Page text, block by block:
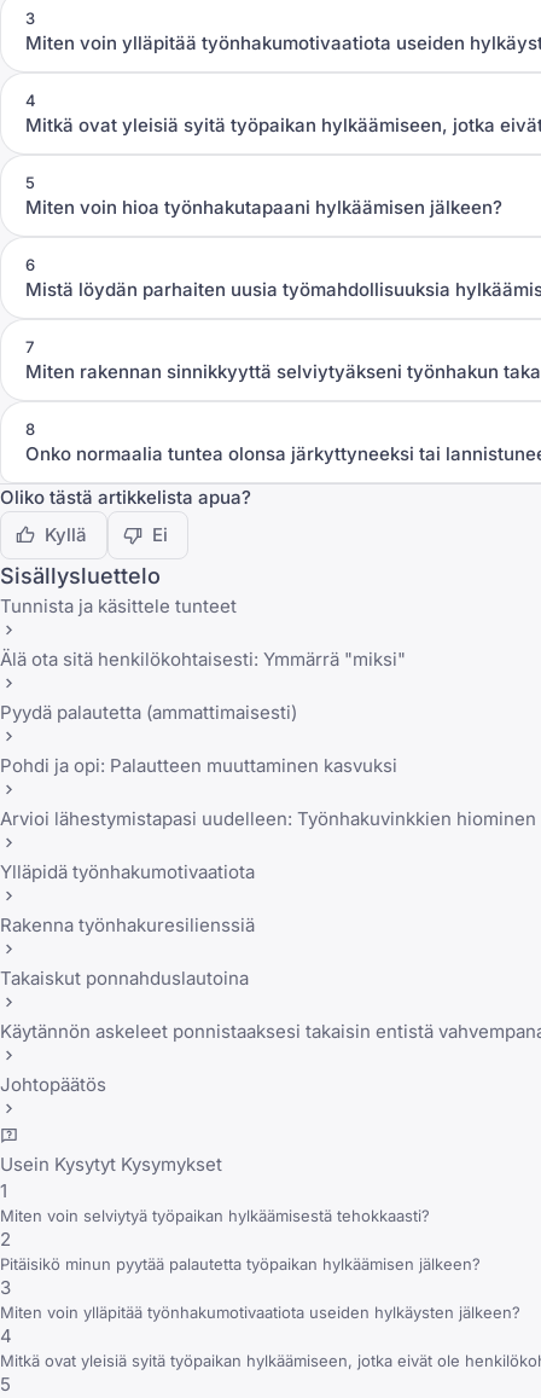
3
Miten voin ylläpitää työnhakumotivaatiota useiden
4
Mitkä ovat yleisiä syitä työpaikan hylkäämiseen, jotka
5
Miten voin hioa työnhakutapaani hylkäämisen jälkeen?
6
Mistä löydän parhaiten uusia työmahdollisuuksia
7
Miten rakennan sinnikkyyttä selviytyäkseni työnhakun
8
Onko normaalia tuntea olonsa järkyttyneeksi tai
Oliko tästä artikkelista apua?
Kyllä
Ei
Sisällysluettelo
Tunnista ja käsittele tunteet
Älä ota sitä henkilökohtaisesti: Ymmärrä "miksi"
Pyydä palautetta (ammattimaisesti)
Pohdi ja opi: Palautteen muuttaminen kasvuksi
Arvioi lähestymistapasi uudelleen: Työnhakuvinkkien hiominen
Ylläpidä työnhakumotivaatiota
Rakenna työnhakuresilienssiä
Takaiskut ponnahduslautoina
Käytännön askeleet ponnistaaksesi takaisin entistä
Johtopäätös
Usein Kysytyt Kysymykset
1
Miten voin selviytyä työpaikan hylkäämisestä tehokkaasti?
2
Pitäisikö minun pyytää palautetta työpaikan hylkäämisen jälkeen?
3
Miten voin ylläpitää työnhakumotivaatiota useiden hylkäysten jälkeen?
4
Mitkä ovat yleisiä syitä työpaikan hylkäämiseen, jotka eivät ole
5